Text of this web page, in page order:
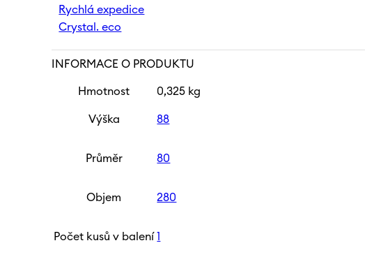
Sensual
množství
Rychlá expedice
Crystal. eco
INFORMACE O PRODUKTU
Hmotnost 0,325 kg
Výška 88
Průměr 80
Objem 280
Počet kusů v balení 1